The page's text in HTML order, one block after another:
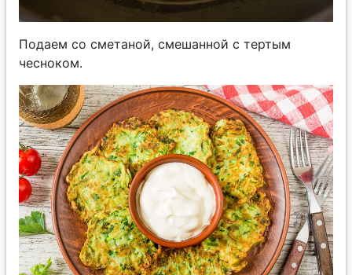
Подаем со сметаной, смешанной с тертым
чесноком.